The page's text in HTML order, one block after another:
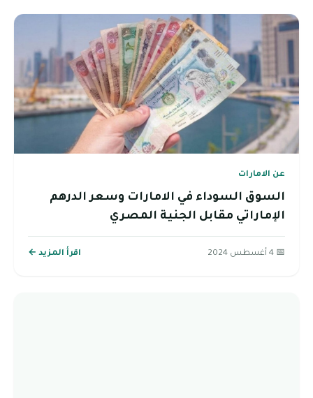
عن الامارات
السوق السوداء في الامارات وسعر الدرهم
الإماراتي مقابل الجنية المصري
📅 4 أغسطس 2024 اقرأ المزيد ←